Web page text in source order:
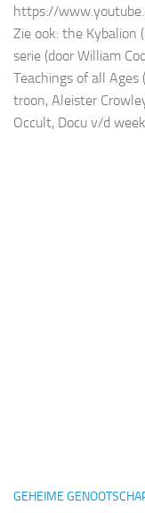
https://
Zie ook: the Kybalion
serie (door William
Teachings of all Ages
troon, Aleister
Occult, Docu v/d
GEHEIME